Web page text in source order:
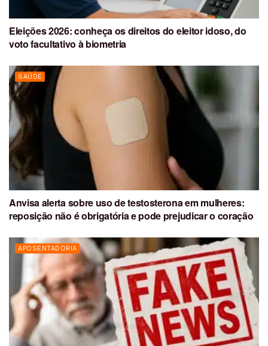
Eleições 2026: conheça os direitos do eleitor idoso, do
voto facultativo à biometria
SAÚDE
Anvisa alerta sobre uso de testosterona em mulheres:
reposição não é obrigatória e pode prejudicar o coração
APOSENTADORIA